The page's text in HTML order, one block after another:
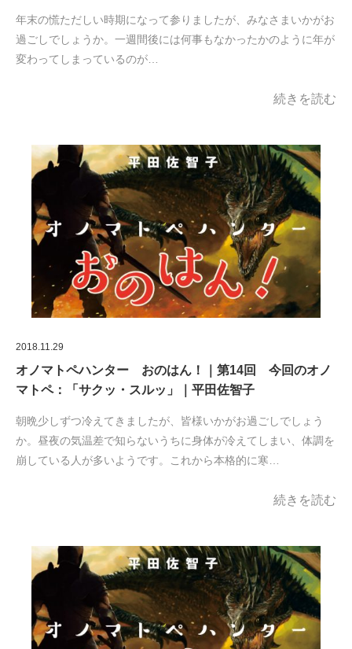
年末の慌ただしい時期になって参りましたが、みなさまいかがお
過ごしでしょうか。一週間後には何事もなかったかのように年が
変わってしまっているのが…
続きを読む
2018.11.29
オノマトペハンター おのはん！｜第14回 今回のオノ
マトペ：「サクッ・スルッ」｜平田佐智子
朝晩少しずつ冷えてきましたが、皆様いかがお過ごしでしょう
か。昼夜の気温差で知らないうちに身体が冷えてしまい、体調を
崩している人が多いようです。これから本格的に寒…
続きを読む